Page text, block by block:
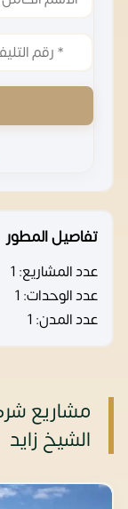
تفاصيل المطور
عدد المشاريع: 1
عدد الوحدات: 1
عدد المدن: 1
مشاريع
الشيخ زايد